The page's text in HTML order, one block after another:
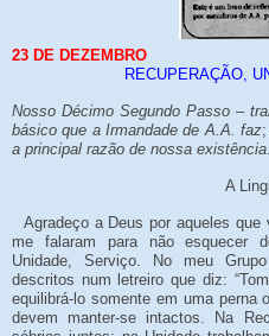
23 DE DEZEMBRO
RECUPERAÇÃO,
Nosso Décimo Segundo Passo –
básico que a Irmandade de A.A. faz
a principal razão de nossa existência
A
Agradeço a Deus por aqueles
me falaram para não esquecer
Unidade, Serviço. No meu
descritos num letreiro que diz:
equilibrá-lo somente em uma perna
devem manter-se intactos. Na